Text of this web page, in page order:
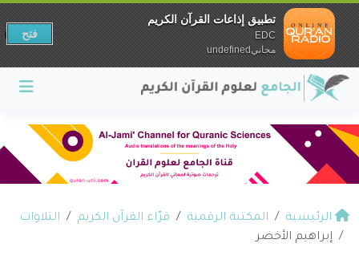
الرئيسية المكتبة الرقمية قرّاء القرآن الكريم
التلاوات
إبراهيم الأخضر
تطبيق إذاعات القرآن الكريم
EDC
مجانيundefined
فتح